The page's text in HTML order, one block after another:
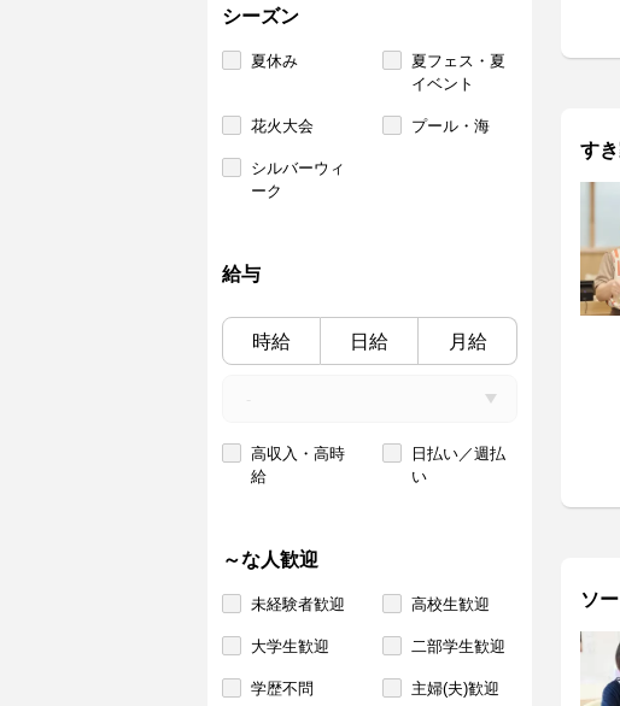
シーズン
夏休み
夏フェス・夏
イベント
花火大会 プール・海
シルバーウィ
ーク
給与
時給 日給 月給
高収入・高時
給
日払い／週払
い
～な人歓迎
未経験者歓迎 高校生歓迎
大学生歓迎 二部学生歓迎
学歴不問 主婦(夫)歓迎
す
ソ